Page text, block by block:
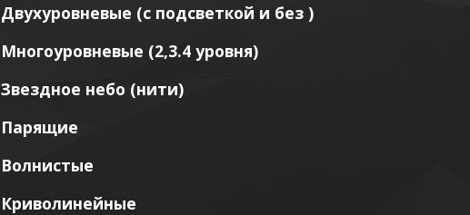
Двухуровневые (с подсветкой и без )
Многоуровневые (2,3.4 уровня)
Звездное небо (нити)
Парящие
Волнистые
Криволинейные